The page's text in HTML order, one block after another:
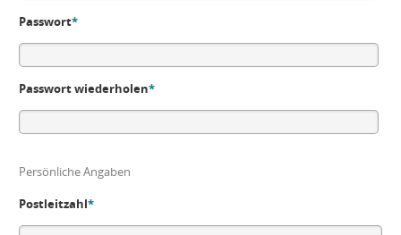
Passwort*
Passwort wiederholen*
Persönliche Angaben
Postleitzahl*